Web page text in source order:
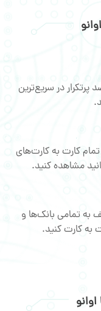
پرتکرار در سریع‌ترین
کارت به کارت‌های
مشاهده کنید.
مختلف به تمامی بانک‌ها و
به کارت کنید.